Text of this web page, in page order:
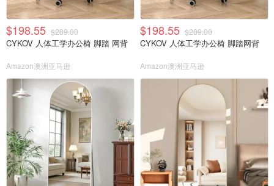
$198.55 $289.00
CYKOV 人体工学办公椅 脚踏 网背
Amazon澳洲亚马逊
$198.55 $289.00
CYKOV 人体工学办公椅 脚踏网背
Amazon澳洲亚马逊